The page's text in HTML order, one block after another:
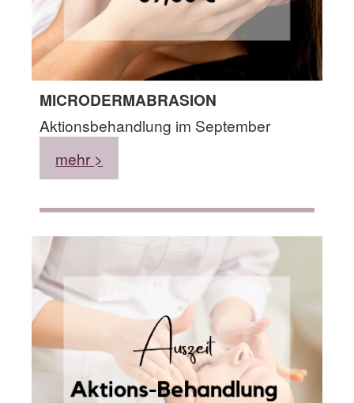
MICRODERMABRASION
Aktionsbehandlung im September
mehr >